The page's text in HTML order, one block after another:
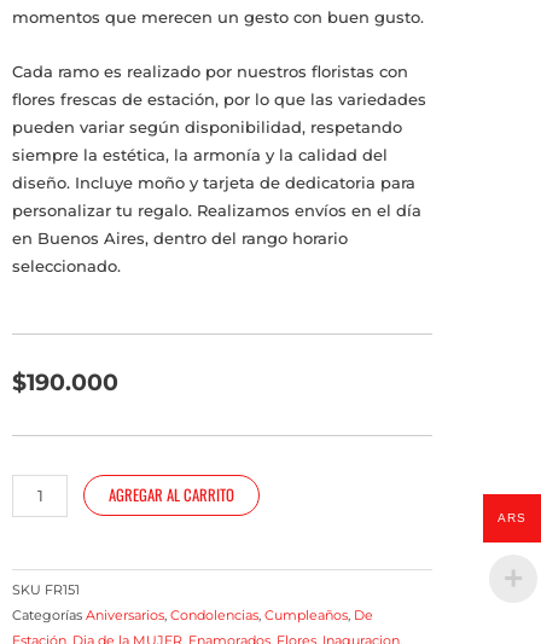
momentos que merecen un gesto con buen gusto.
Cada ramo es realizado por nuestros floristas con
flores frescas de estación, por lo que las variedades
pueden variar según disponibilidad, respetando
siempre la estética, la armonía y la calidad del
diseño. Incluye moño y tarjeta de dedicatoria para
personalizar tu regalo. Realizamos envíos en el día
en Buenos Aires, dentro del rango horario
seleccionado.
$190.000
Ramo
madera
de
estacion
AGREGAR AL CARRITO
SKU FR151
Categorías Aniversarios Condolencias Cumpleaños De
Estación Dia de la MUJER Enamorados Flores Inaguracion
ARS